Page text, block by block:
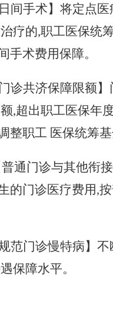
间手术】将定点
疗的,职工医保统
手术费用保障。
诊共济保障限额
,超出职工医保年
整职工 医保统筹
通门诊与其他衔
的门诊医疗费用,
范门诊慢特病】
保障水平。